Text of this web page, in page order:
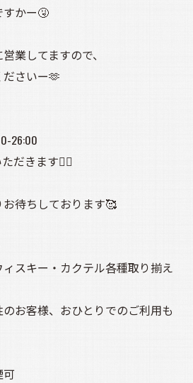
かー🤧
業してますので、
さいー🫶
26:00
だきます🙇‍♀️
待ちしております🥰
スキー・カクテル各種取り揃え
お客様、おひとりでのご利用も
可